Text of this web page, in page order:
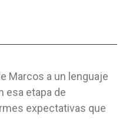
Marcos a un lenguaje
esa etapa de
expectativas que